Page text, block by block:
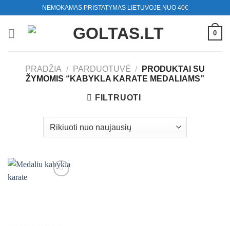
content
NEMOKAMAS PRISTATYMAS LIETUVOJE NUO 40€
0
PRADŽIA / PARDUOTUVĖ /
PRODUKTAI SU
ŽYMOMIS “KABYKLA KARATE MEDALIAMS”
FILTRUOTI